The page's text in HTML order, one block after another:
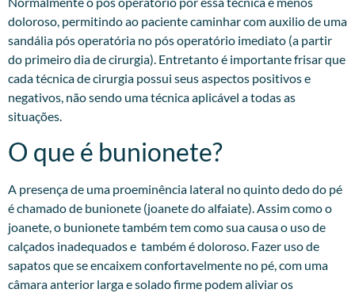
doloroso, permitindo ao paciente caminhar com auxilio de uma
sandália pós operatória no pós operatório imediato (a partir
do primeiro dia de cirurgia). Entretanto é importante frisar que
cada técnica de cirurgia possui seus aspectos positivos e
negativos, não sendo uma técnica aplicável a todas as
situações.
O que é bunionete?
A presença de uma proeminência lateral no quinto dedo do pé
é chamado de bunionete (joanete do alfaiate). Assim como o
joanete, o bunionete também tem como sua causa o uso de
calçados inadequados e também é doloroso. Fazer uso de
sapatos que se encaixem confortavelmente no pé, com uma
câmara anterior larga e solado firme podem aliviar os